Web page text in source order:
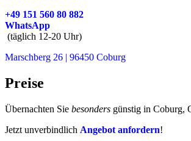
+49 151 560 80 882
WhatsApp
(täglich 12-20 Uhr)
Marschberg 26 | 96450 Coburg
Preise
Übernachten Sie besonders günstig in Coburg,
Jetzt unverbindlich Angebot anfordern!